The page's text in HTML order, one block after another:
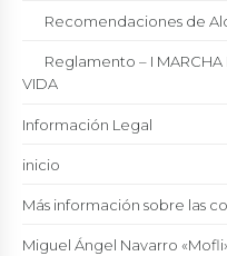
Recomendaciones de
Reglamento – I MARCHA
VIDA
Información Legal
inicio
Más información sobre las
Miguel Ángel Navarro